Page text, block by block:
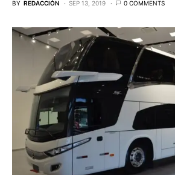
#NOTICIAS Destacado
MARCOPOLO LANZA EL
AUTOBÚS DE CARRETERA
SUDAMÉRICA SIN ESPEJOS